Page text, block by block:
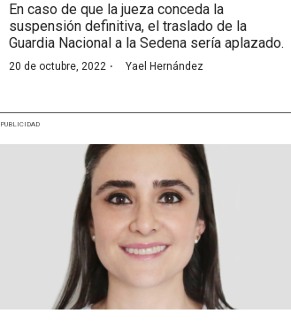
En caso de que la jueza conceda la
suspensión definitiva, el traslado de la
Guardia Nacional a la Sedena sería aplazado.
20 de octubre, 2022 · Yael Hernández
PUBLICIDAD